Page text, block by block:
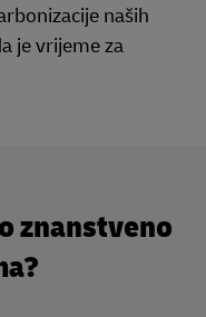
naših
je vrijeme za
znanstveno